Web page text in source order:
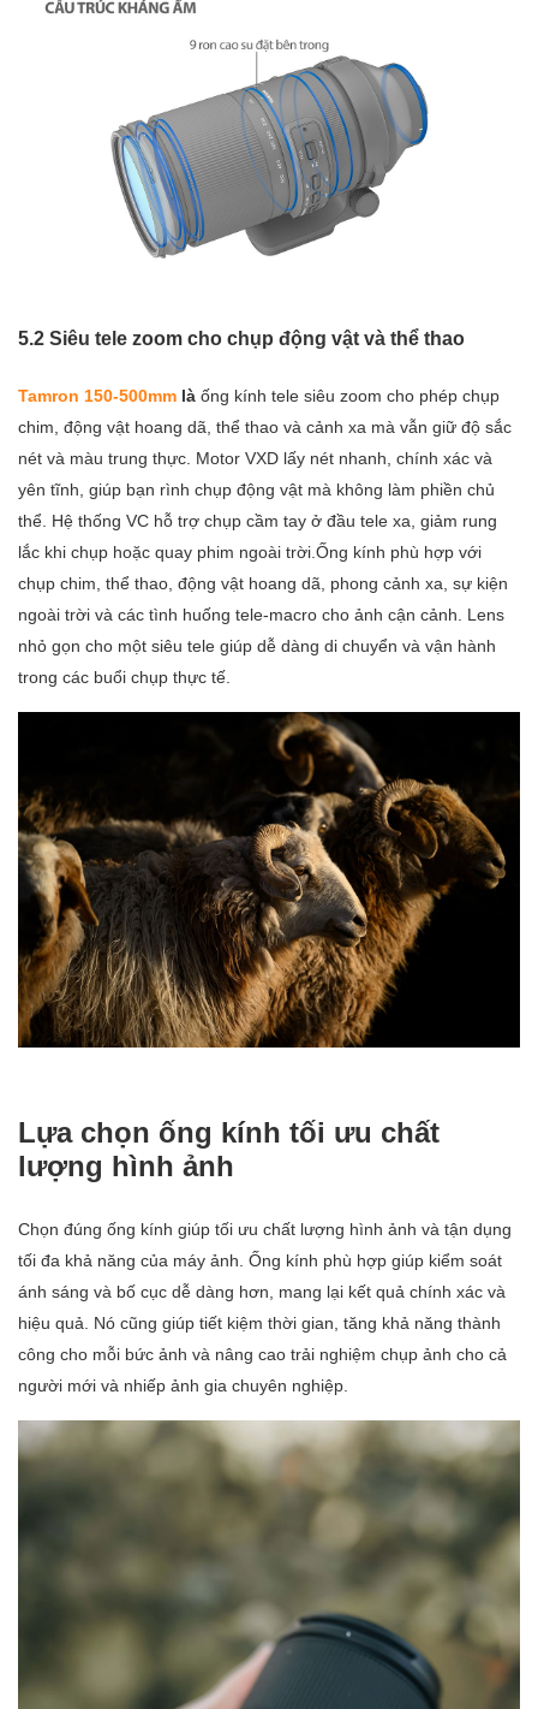
5.2 Siêu tele zoom cho chụp động vật và thể thao
Tamron 150-500mm là ống kính tele siêu zoom cho phép chụp
chim, động vật hoang dã, thể thao và cảnh xa mà vẫn giữ độ sắc
nét và màu trung thực. Motor VXD lấy nét nhanh, chính xác và
yên tĩnh, giúp bạn rình chụp động vật mà không làm phiền chủ
thể. Hệ thống VC hỗ trợ chụp cầm tay ở đầu tele xa, giảm rung
lắc khi chụp hoặc quay phim ngoài trời.Ống kính phù hợp với
chụp chim, thể thao, động vật hoang dã, phong cảnh xa, sự kiện
ngoài trời và các tình huống tele-macro cho ảnh cận cảnh. Lens
nhỏ gọn cho một siêu tele giúp dễ dàng di chuyển và vận hành
trong các buổi chụp thực tế.
Lựa chọn ống kính tối ưu chất
lượng hình ảnh
Chọn đúng ống kính giúp tối ưu chất lượng hình ảnh và tận dụng
tối đa khả năng của máy ảnh. Ống kính phù hợp giúp kiểm soát
ánh sáng và bố cục dễ dàng hơn, mang lại kết quả chính xác và
hiệu quả. Nó cũng giúp tiết kiệm thời gian, tăng khả năng thành
công cho mỗi bức ảnh và nâng cao trải nghiệm chụp ảnh cho cả
người mới và nhiếp ảnh gia chuyên nghiệp.